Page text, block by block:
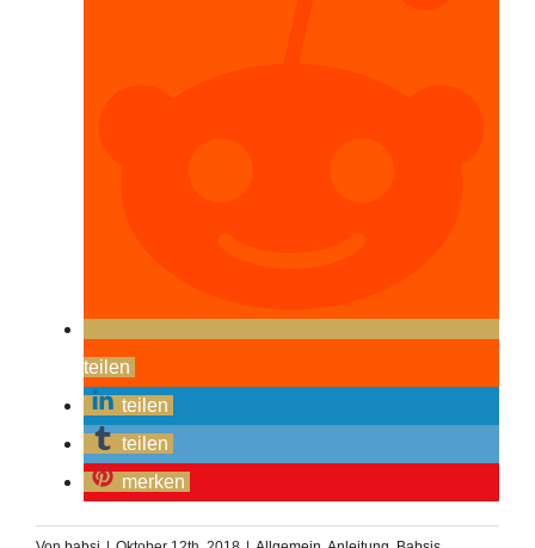
teilen
teilen
teilen
merken